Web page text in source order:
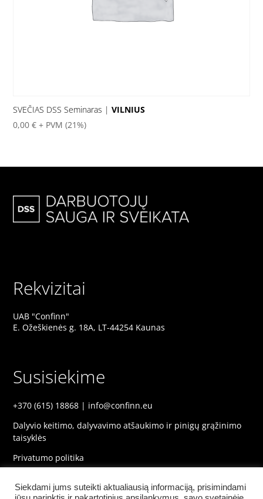
SVEČIAS DSS Seminaras | VILNIUS
0,00€ + PVM (21%)
Rekvizitai
UAB "Confinn"
E. Ožeškienės g. 18A, LT-44254 Kaunas
Susisiekime
+370 (615) 18868 | info@confinn.eu
Dalyvio keitimo, dalyvavimo atšaukimo ir pinigų grąžinimo
taisyklės
Privatumo politika
Siekdami jums suteikti aktualiausią informaciją, prisimindami